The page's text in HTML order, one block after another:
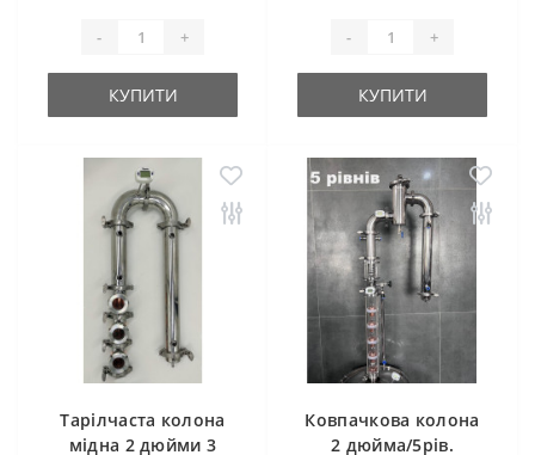
- +
КУПИТИ
- +
КУПИТИ
Тарілчаста колона
мідна 2 дюйми 3
Ковпачкова колона
2 дюйма/5рів.